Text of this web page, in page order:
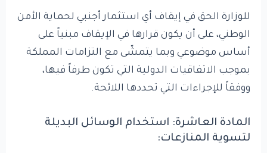
للوزارة الحق في إيقاف أي استثمار أجنبي لحماية الأمن
الوطني، على أن يكون قرارها في الإيقاف مبنياً على
أساس موضوعي وبما يتمشّى مع التزامات المملكة
بموجب الاتفاقيات الدولية التي تكون طرفاً فيها،
ووفقاً للإجراءات التي تحددها اللائحة.
المادة العاشرة: استخدام الوسائل البديلة
لتسوية المنازعات: